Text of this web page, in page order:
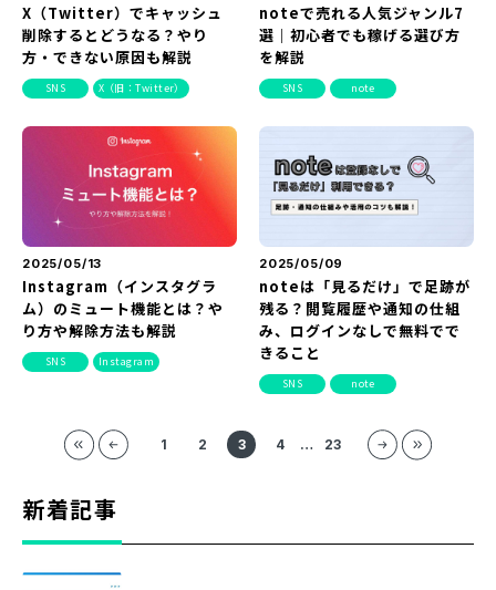
X（Twitter）でキャッシュ
削除するとどうなる？やり
方・できない原因も解説
SNS X（旧：Twitter）
noteで売れる人気ジャンル7
選｜初心者でも稼げる選び方
を解説
SNS note
2025/05/13
Instagram（インスタグラ
ム）のミュート機能とは？や
り方や解除方法も解説
SNS Instagram
2025/05/09
noteは「見るだけ」で足跡が
残る？閲覧履歴や通知の仕組
み、ログインなしで無料でで
きること
SNS note
1 2 3 4 … 23
新着記事